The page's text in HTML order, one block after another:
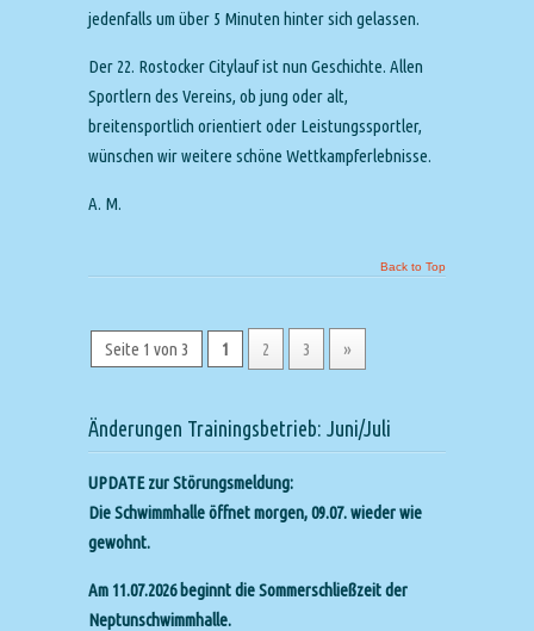
jedenfalls um über 5 Minuten hinter sich gelassen.
Der 22. Rostocker Citylauf ist nun Geschichte. Allen
Sportlern des Vereins, ob jung oder alt,
breitensportlich orientiert oder Leistungssportler,
wünschen wir weitere schöne Wettkampferlebnisse.
A. M.
Back to Top
Seite 1 von 3 1 2 3 »
Änderungen Trainingsbetrieb: Juni/Juli
UPDATE zur Störungsmeldung:
Die Schwimmhalle öffnet morgen, 09.07. wieder wie
gewohnt.
Am 11.07.2026 beginnt die Sommerschließzeit der
Neptunschwimmhalle.